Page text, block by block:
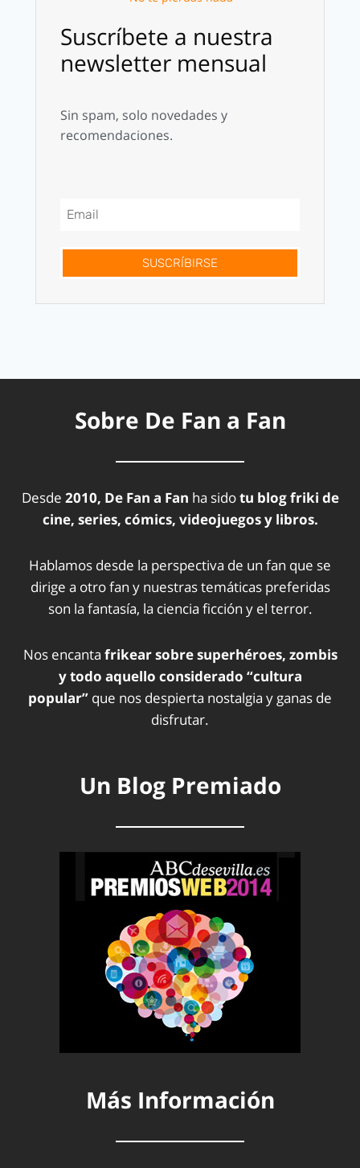
Suscríbete a nuestra
newsletter mensual
Sin spam, solo novedades y
recomendaciones.
SUSCRÍBIRSE
Sobre De Fan a Fan
Desde 2010, De Fan a Fan ha sidotu blog friki de
cine, series, cómics, videojuegos y libros.
Hablamos desde la perspectiva de un fan que se
dirige a otro fan y nuestras temáticas preferidas
son la fantasía, la ciencia ficción y el terror.
Nos encanta frikear sobre superhéroes, zombis
y todo aquello considerado “cultura
popular” que nos despierta nostalgia y ganas de
disfrutar.
Un Blog Premiado
Más Información